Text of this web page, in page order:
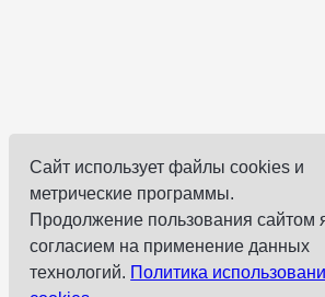
Сайт использует файлы cookies и
метрические программы.
Продолжение пользования сайтом
согласием на применение данных
технологий. Политика